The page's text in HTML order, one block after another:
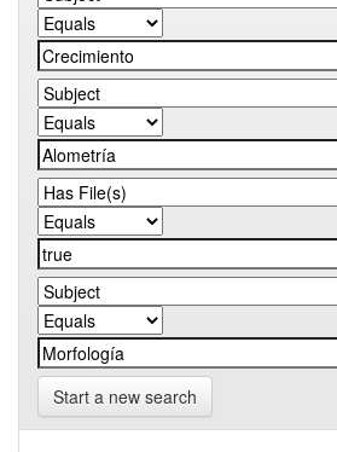
Start a new search